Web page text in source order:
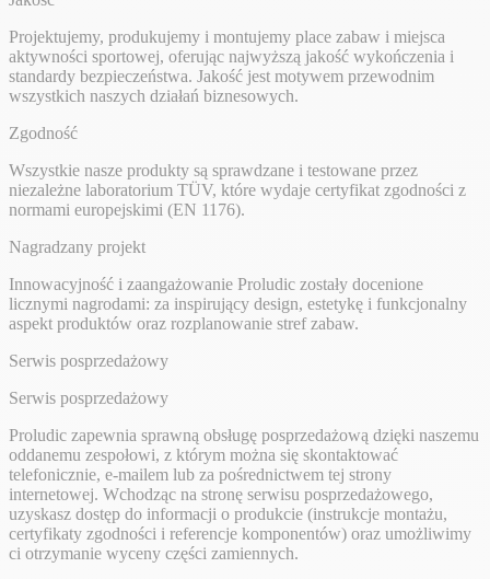
Projektujemy, produkujemy i montujemy place zabaw i miejsca
aktywności sportowej, oferując najwyższą jakość wykończenia i
standardy bezpieczeństwa. Jakość jest motywem przewodnim
wszystkich naszych działań biznesowych.
Zgodność
Wszystkie nasze produkty są sprawdzane i testowane przez
niezależne laboratorium TÜV, które wydaje certyfikat zgodności z
normami europejskimi (EN 1176).
Nagradzany projekt
Innowacyjność i zaangażowanie Proludic zostały docenione
licznymi nagrodami: za inspirujący design, estetykę i funkcjonalny
aspekt produktów oraz rozplanowanie stref zabaw.
Serwis posprzedażowy
Serwis posprzedażowy
Proludic zapewnia sprawną obsługę posprzedażową dzięki naszemu
oddanemu zespołowi, z którym można się skontaktować
telefonicznie, e-mailem lub za pośrednictwem tej strony
internetowej. Wchodząc na stronę serwisu posprzedażowego,
uzyskasz dostęp do informacji o produkcie (instrukcje montażu,
certyfikaty zgodności i referencje komponentów) oraz umożliwimy
ci otrzymanie wyceny części zamiennych.